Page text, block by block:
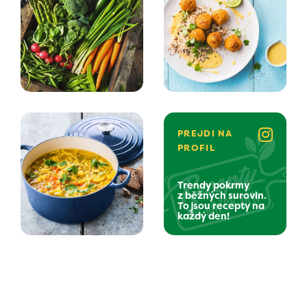
PREJDI NA
PROFIL
Trendy pokrmy
z běžných surovin.
To jsou recepty na
každý den!